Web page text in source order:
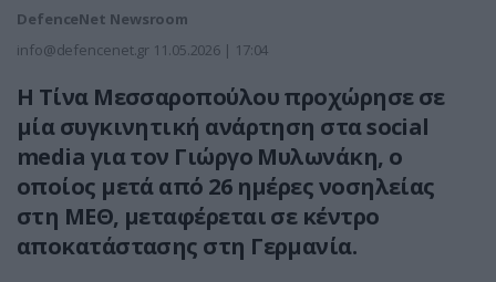
DefenceNet Newsroom
info@defencenet.gr 11.05.2026 | 17:04
Η Τίνα Μεσσαροπούλου προχώρησε σε
μία συγκινητική ανάρτηση στα social
media για τον Γιώργο Μυλωνάκη, ο
οποίος μετά από 26 ημέρες νοσηλείας
στη ΜΕΘ, μεταφέρεται σε κέντρο
αποκατάστασης στη Γερμανία.